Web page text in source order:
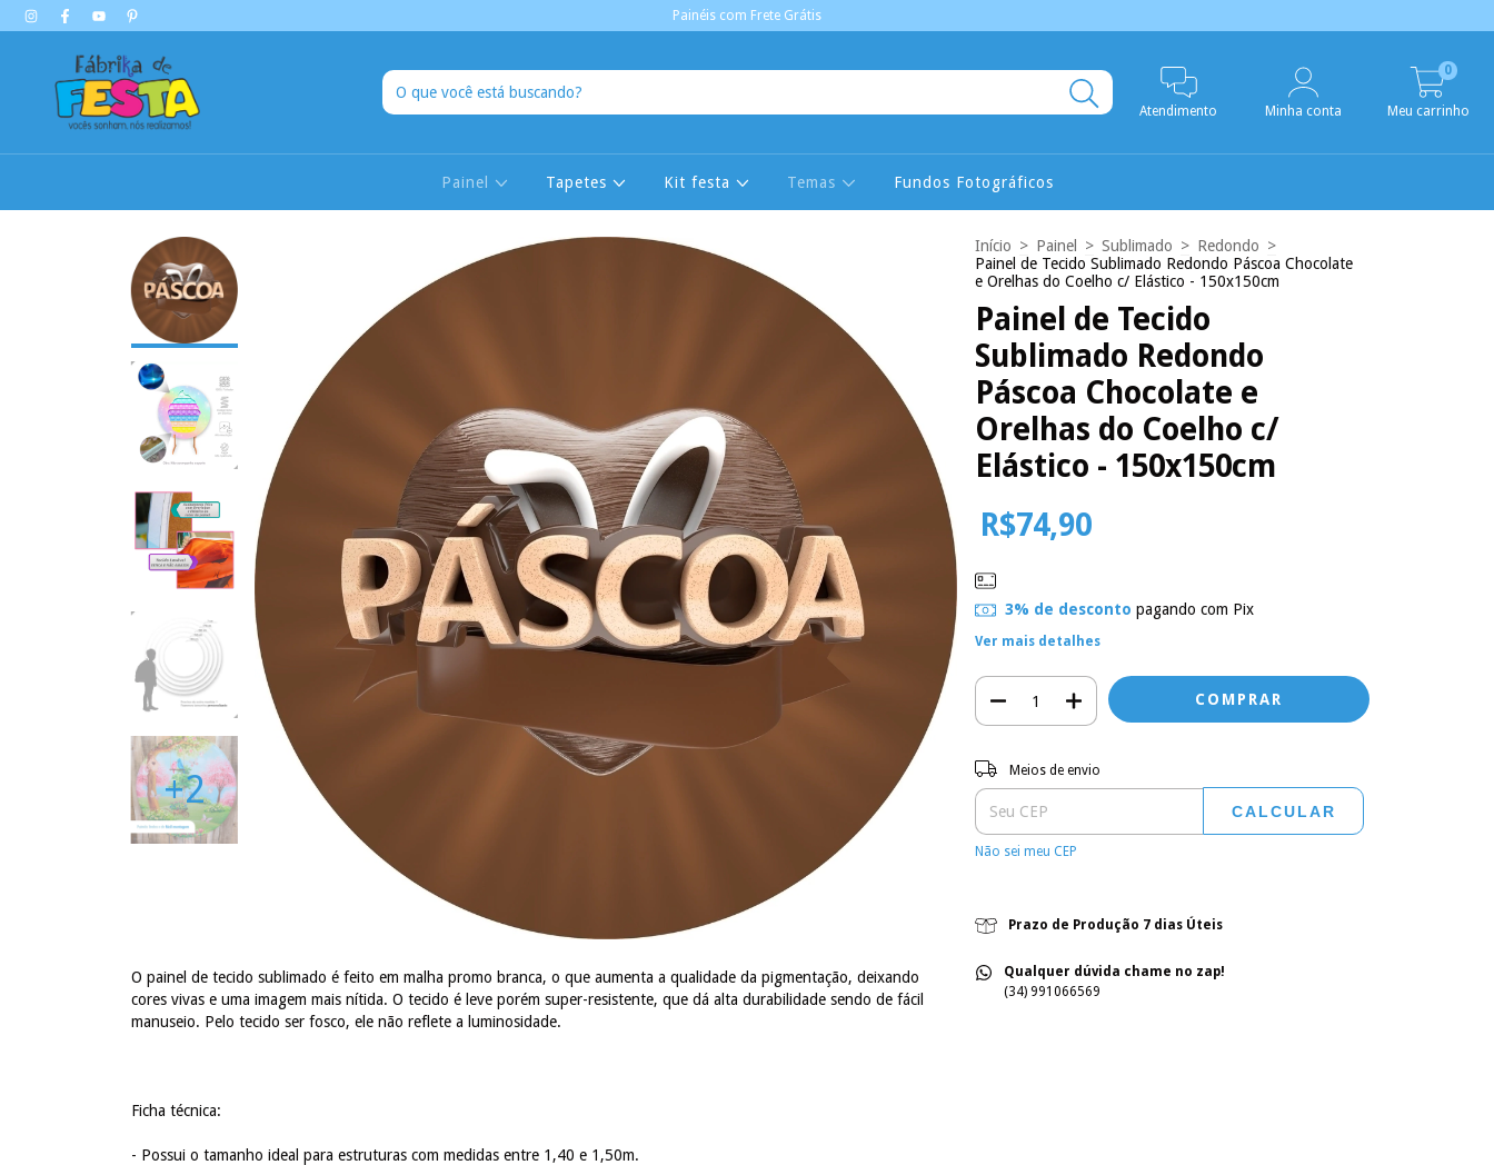
Painéis com Frete Grátis
Atendimento Minha conta Meu carrinho
0
Painel Tapetes Kit festa Temas Fundos Fotográficos
+2
O painel de tecido sublimado é feito em malha promo branca, o que aumenta a qualidade da pigmentação, deixando
cores vivas e uma imagem mais nítida. O tecido é leve porém super-resistente, que dá alta durabilidade sendo de fácil
manuseio. Pelo tecido ser fosco, ele não reflete a luminosidade.
Ficha técnica:
- Possui o tamanho ideal para estruturas com medidas entre 1,40 e 1,50m.
Início > Painel > Sublimado > Redondo >
Painel de Tecido Sublimado Redondo Páscoa Chocolate
e Orelhas do Coelho c/ Elástico - 150x150cm
Painel de Tecido
Sublimado Redondo
Páscoa Chocolate e
Orelhas do Coelho c/
Elástico - 150x150cm
R$74,90
3% de desconto pagando com Pix
Ver mais detalhes
Entregas para o CEP:
Meios de envio
CALCULAR
Não sei meu CEP
Prazo de Produção 7 dias Úteis
Qualquer dúvida chame no zap!
(34) 991066569